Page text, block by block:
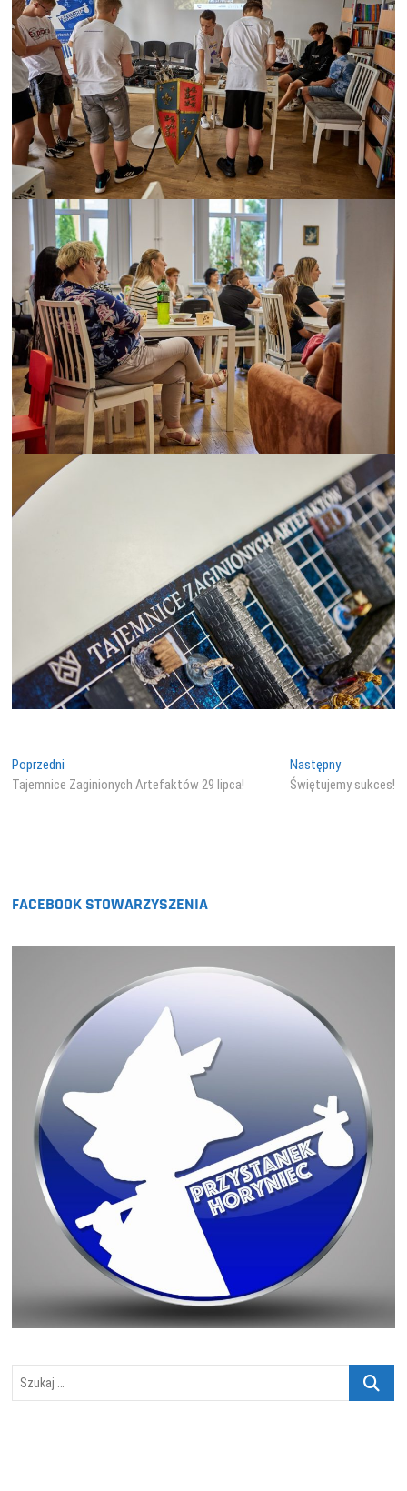
Nawigacja
wpisu
Poprzedni
wpis:
Tajemnice Zaginionych Artefaktów 29 lipca!
NastępnyNastępny
wpis:
Świętujemy sukces!
FACEBOOK STOWARZYSZENIA
Szukaj